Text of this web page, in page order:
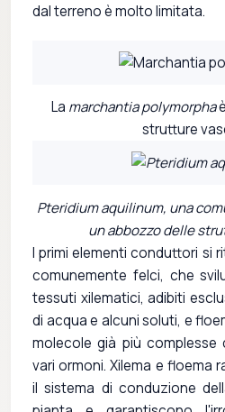
dal terreno è molto limitata.
La marchantia polymorpha
strutture
Pteridium aquilinum, una
un abbozzo delle
I primi elementi conduttori si
comunemente felci, che
tessuti xilematici, adibiti
di acqua e alcuni soluti, e
molecole già più
vari ormoni. Xilema e floema
il sistema di conduzione